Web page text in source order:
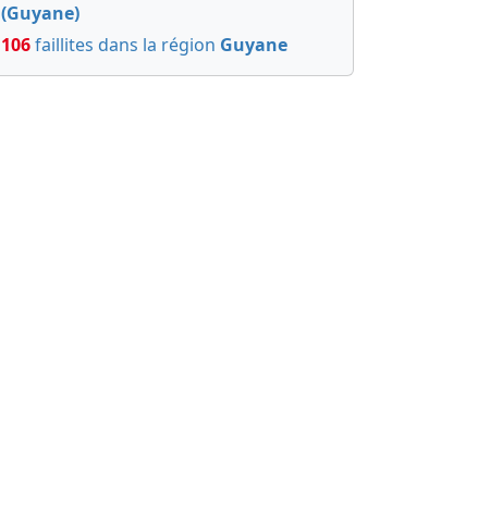
(Guyane)
106faillites dans la région Guyane